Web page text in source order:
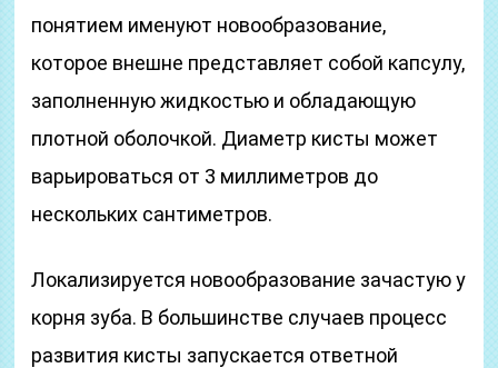
понятием именуют новообразование,
которое внешне представляет собой капсулу,
заполненную жидкостью и обладающую
плотной оболочкой. Диаметр кисты может
варьироваться от 3 миллиметров до
нескольких сантиметров.
Локализируется новообразование зачастую у
корня зуба. В большинстве случаев процесс
развития кисты запускается ответной